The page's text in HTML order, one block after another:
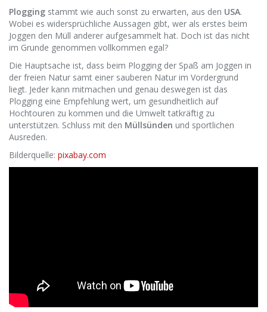
Plogging stammt wie auch sonst zu erwarten, aus den USA.
Wobei es widersprüchliche Aussagen gibt, wer als erstes beim
Joggen den Müll anderer aufgesammelt hat. Doch ist das nicht
im Grunde genommen vollkommen egal?
Die Hauptsache ist, dass beim Plogging der Spaß am Joggen in
der freien Natur samt einer sauberen Natur im Vordergrund
liegt. Jeder kann mitmachen und genau deswegen ist das
Plogging eine Empfehlung wert, um gesundheitlich auf
Hochtouren zu kommen und die Umwelt tatkräftig zu
unterstützen. Schluss mit den Müllsünden und sportlichen
Ausreden.
Bilderquelle: pixabay.com